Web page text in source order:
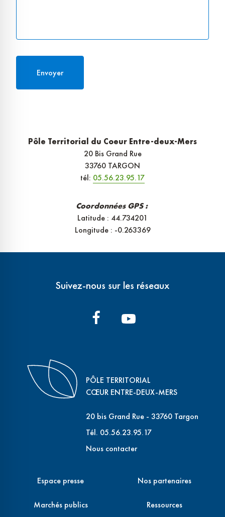
Pôle Territorial du Coeur Entre-deux-Mers
20 Bis Grand Rue
33760 TARGON
tél: 05.56.23.95.17
Coordonnées GPS :
Latitude : 44.734201
Longitude : -0.263369
Suivez-nous sur les réseaux
PÔLE TERRITORIAL
CŒUR ENTRE-DEUX-MERS
20 bis Grand Rue - 33760 Targon
Tél. 05.56.23.95.17
Nous contacter
Espace presse
Marchés publics
Nos partenaires
Ressources